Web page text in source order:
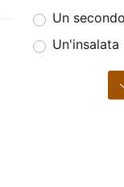
Un secondo
Un'insalata